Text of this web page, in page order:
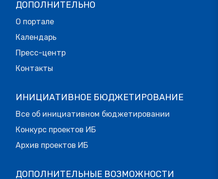
ДОПОЛНИТЕЛЬНО
О портале
Календарь
Пресс-центр
Контакты
ИНИЦИАТИВНОЕ БЮДЖЕТИРОВАНИЕ
Все об инициативном бюджетировании
Конкурс проектов ИБ
Архив проектов ИБ
ДОПОЛНИТЕЛЬНЫЕ ВОЗМОЖНОСТИ